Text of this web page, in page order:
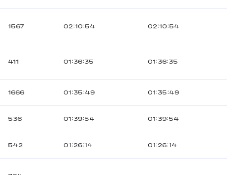
1567 02:10:54 02:10:54
411 01:36:35 01:36:35
1666 01:35:49 01:35:49
536 01:39:54 01:39:54
542 01:26:14 01:26:14